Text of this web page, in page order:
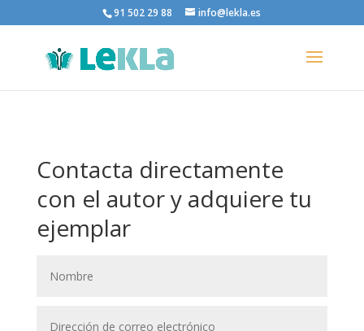
91 502 29 88 info@lekla.es
Contacta directamente
con el autor y adquiere tu
ejemplar